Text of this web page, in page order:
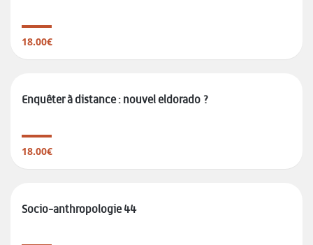
18.00€
Enquêter à distance : nouvel eldorado ?
18.00€
Socio-anthropologie 44